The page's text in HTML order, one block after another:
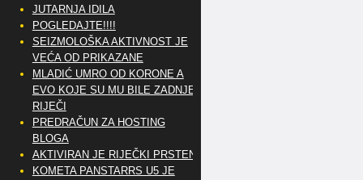
JUTARNJA IDILA
POGLEDAJTE!!!!
SEIZMOLOŠKA AKTIVNOST JE
VEĆA OD PRIKAZANE
MLADIĆ UMRO OD KORONE A
EVO KOJE SU MU BILE ZADNJE
RIJEČI
PREDRAČUN ZA HOSTING
BLOGA
AKTIVIRAN JE RIJEČKI PRSTEN
KOMETA PANSTARRS U5 JE